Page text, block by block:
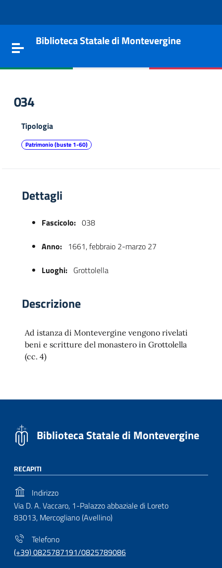
Toggle navigation
Biblioteca Statale di Montevergine
034
Tipologia
Patrimonio (buste 1-60)
Dettagli
Fascicolo: 038
Anno: 1661, febbraio 2-marzo 27
Luoghi: Grottolella
Descrizione
Ad istanza di Montevergine vengono rivelati
beni e scritture del monastero in Grottolella
(cc. 4)
Biblioteca Statale di Montevergine
RECAPITI
Indirizzo
Via D. A. Vaccaro, 1-Palazzo abbaziale di Loreto
83013, Mercogliano (Avellino)
Telefono
(+39) 0825787191/0825789086